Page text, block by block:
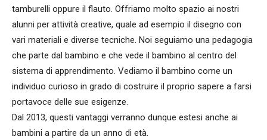
tamburelli oppure il flauto. Offriamo molto spazio ai nostri
alunni per attività creative, quale ad esempio il disegno con
vari materiali e diverse tecniche. Noi seguiamo una pedagogia
che parte dal bambino e che vede il bambino al centro del
sistema di apprendimento. Vediamo il bambino come un
individuo curioso in grado di costruire il proprio sapere a farsi
portavoce delle sue esigenze.
Dal 2013, questi vantaggi verranno dunque estesi anche ai
bambini a partire da un anno di età.